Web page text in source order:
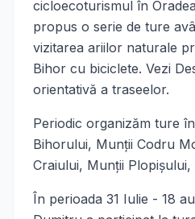
cicloecoturismul în
propus o serie de ture
vizitarea ariilor naturale
Bihor cu biciclete. Vezi
orientativă a traseelor.
Periodic organizăm ture
Bihorului, Munţii Codru
Craiului, Munţii Plopişului,
În perioada 31 Iulie - 18